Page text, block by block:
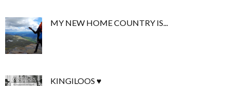
MY NEW HOME COUNTRY IS...
KINGILOOS ♥